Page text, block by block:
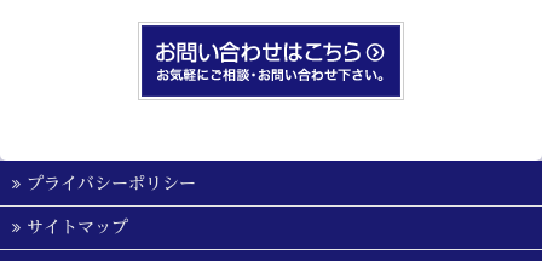
プライバシーポリシー
サイトマップ